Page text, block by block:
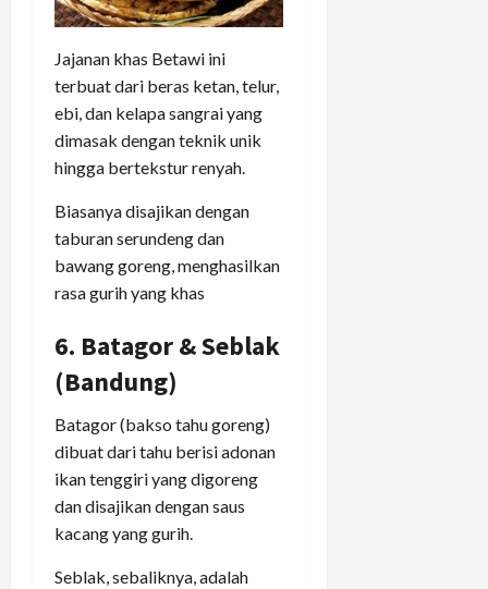
Jajanan khas Betawi ini
terbuat dari beras ketan, telur,
ebi, dan kelapa sangrai yang
dimasak dengan teknik unik
hingga bertekstur renyah.
Biasanya disajikan dengan
taburan serundeng dan
bawang goreng, menghasilkan
rasa gurih yang khas
6. Batagor & Seblak
(Bandung)
Batagor (bakso tahu goreng)
dibuat dari tahu berisi adonan
ikan tenggiri yang digoreng
dan disajikan dengan saus
kacang yang gurih.
Seblak, sebaliknya, adalah